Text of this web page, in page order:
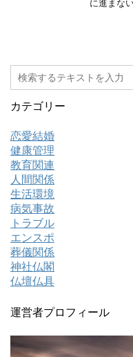
に進まな
カテゴリー
恋愛結婚
健康管理
教育関連
人間関係
生活環境
病気事故
トラブル
エンスポ
葬儀関係
神社仏閣
仏壇仏具
運営者プロフィール